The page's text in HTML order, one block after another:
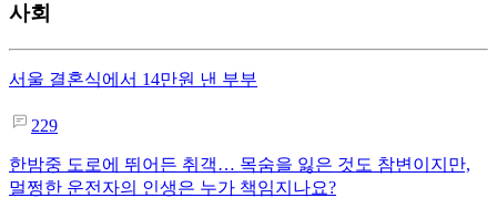
사회
서울 결혼식에서 14만원 낸 부부
229
한밤중 도로에 뛰어든 취객… 목숨을 잃은 것도 참변이지만,
멀쩡한 운전자의 인생은 누가 책임지나요?